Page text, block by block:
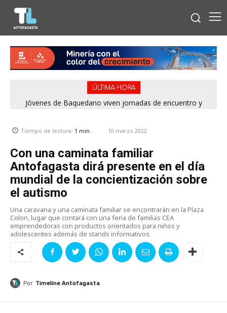
ÚLTIMA HORA
Jóvenes de Baquedano viven jornadas de encuentro y
Tiempo de lectura: 1 min. 10 marzo 2022
Con una caminata familiar
Antofagasta dirá presente en el día
mundial de la concientización sobre
el autismo
Una caravana y una caminata familiar se encontrarán en la Plaza
Colon, lugar que contará con una feria de familias CEA
emprendedoras con productos orientados para niños y
adolescentes además de stands informativos.
Por Timeline Antofagasta